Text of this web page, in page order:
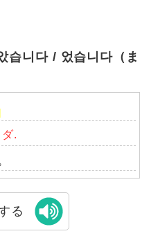
습니다 / 었습니다（ま
ダ.
る